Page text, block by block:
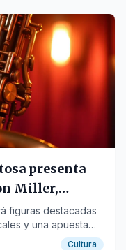
presenta
Miller,
figuras destacadas
y una apuesta
Cultura